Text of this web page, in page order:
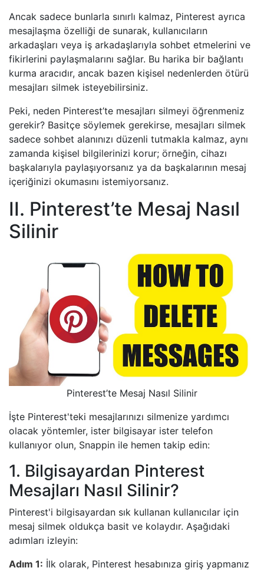
Ancak sadece bunlarla sınırlı kalmaz, Pinterest ayrıca
mesajlaşma özelliği de sunarak, kullanıcıların
arkadaşları veya iş arkadaşlarıyla sohbet etmelerini ve
fikirlerini paylaşmalarını sağlar. Bu harika bir bağlantı
kurma aracıdır, ancak bazen kişisel nedenlerden ötürü
mesajları silmek isteyebilirsiniz.
Peki, neden Pinterest’te mesajları silmeyi öğrenmeniz
gerekir? Basitçe söylemek gerekirse, mesajları silmek
sadece sohbet alanınızı düzenli tutmakla kalmaz, aynı
zamanda kişisel bilgilerinizi korur; örneğin, cihazı
başkalarıyla paylaşıyorsanız ya da başkalarının mesaj
içeriğinizi okumasını istemiyorsanız.
II. Pinterest’te Mesaj Nasıl
Silinir
Pinterest’te Mesaj Nasıl Silinir
İşte Pinterest'teki mesajlarınızı silmenize yardımcı
olacak yöntemler, ister bilgisayar ister telefon
kullanıyor olun, Snappin ile hemen takip edin:
1. Bilgisayardan Pinterest
Mesajları Nasıl Silinir?
Pinterest'i bilgisayardan sık kullanan kullanıcılar için
mesaj silmek oldukça basit ve kolaydır. Aşağıdaki
adımları izleyin:
Adım 1: İlk olarak, Pinterest hesabınıza giriş yapmanız